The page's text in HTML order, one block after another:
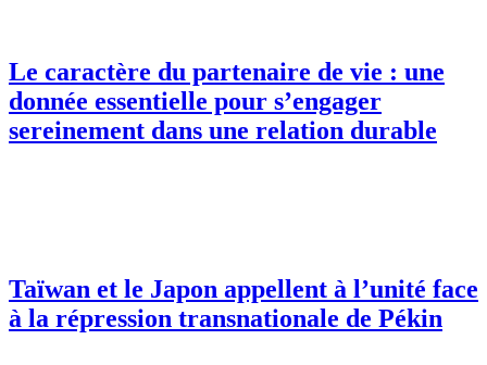
Le caractère du partenaire de vie : une
donnée essentielle pour s’engager
sereinement dans une relation durable
Taïwan et le Japon appellent à l’unité face
à la répression transnationale de Pékin